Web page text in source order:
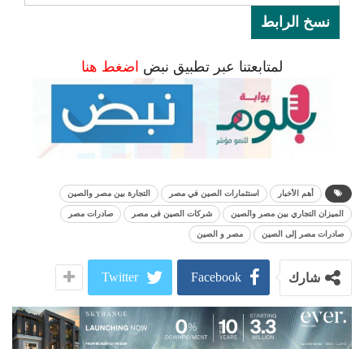
نسخ الرابط
لمتابعتنا عبر تطبيق نبض اضغط هنا
أهم الأخبار استثمارات الصين في مصر التجارة بين مصر والصين
الميزان التجاري بين مصر والصين شركات الصين فى مصر صادرات مصر
صادرات مصر إلى الصين مصر و الصين
شارك Facebook
Twitter